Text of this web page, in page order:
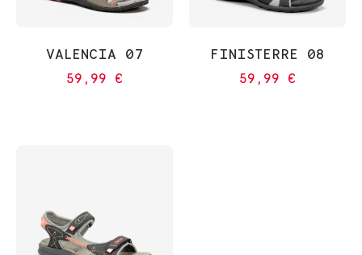
VALENCIA 07
59,99 €
FINISTERRE 08
59,99 €